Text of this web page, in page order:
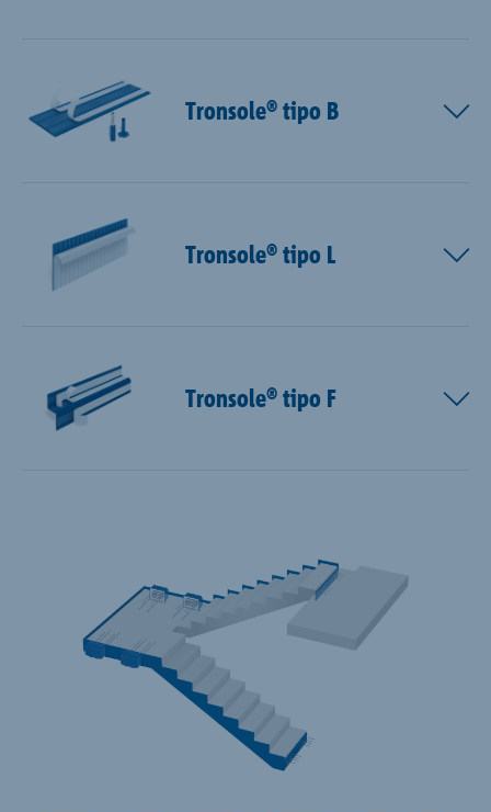
Tronsole® tipo B
Tronsole® tipo L
Tronsole® tipo F